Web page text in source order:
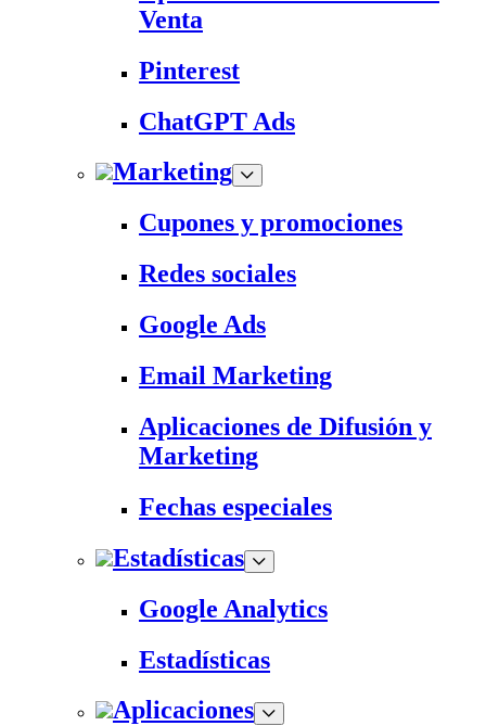
Venta
Pinterest
ChatGPT Ads
Marketing
Cupones y promociones
Redes sociales
Google Ads
Email Marketing
Aplicaciones de Difusión y
Marketing
Fechas especiales
Estadísticas
Google Analytics
Estadísticas
Aplicaciones